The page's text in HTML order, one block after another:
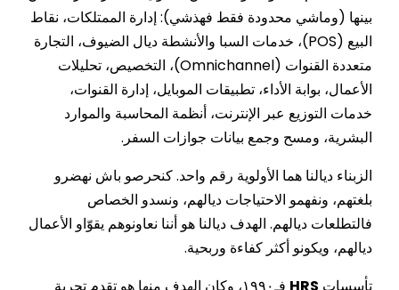
بينها (وماشي محدودة فقط فهذشي): إدارة الممتلكات، نقاط
البيع (POS)، خدمات السبا والأنشطة ديال الضيوف، التجارة
متعددة القنوات (Omnichannel)، التخصيص، تحليلات
الأعمال، بوابة الأداء، تطبيقات الموبايل، إدارة القنوات،
خدمات التوزيع عبر الإنترنت، أنظمة المحاسبة والموارد
البشرية، ومسح وجمع بيانات جوازات السفر.
الزبناء ديالنا هما الأولوية رقم واحد. كنحرصو باش نهضرو
بلغتهم، ونفهمو الاحتياجات ديالهم، ونسدو الخصاص
فالتطلعات ديالهم. الهدف ديالنا هو أننا نعاونوهم يقوّاو الأعمال
ديالهم، ويكونو أكثر كفاءة وربحية.
تأسسات HRS
فـ١٩٩٠، وكان الهدف منها هو تقدم تجربة